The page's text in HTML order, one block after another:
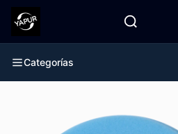
Categorías